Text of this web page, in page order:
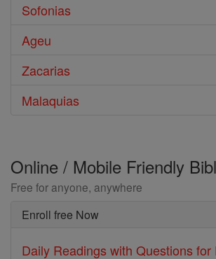
Sofonias
Ageu
Zacarias
Malaquias
Online / Mobile Friendly
Free for anyone, anywhere
Enroll free Now
Daily Readings with Questions for